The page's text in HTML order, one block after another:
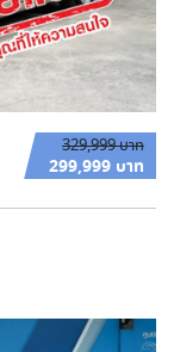
329,999 บาท
299,999 บาท